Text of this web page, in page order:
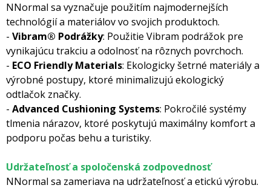
NNormal sa vyznačuje použitím najmodernejších
technológií a materiálov vo svojich produktoch.
- Vibram® Podrážky: Použitie Vibram podrážok pre
vynikajúcu trakciu a odolnosť na rôznych povrchoch.
- ECO Friendly Materials: Ekologicky šetrné materiály a
výrobné postupy, ktoré minimalizujú ekologický
odtlačok značky.
- Advanced Cushioning Systems: Pokročilé systémy
tlmenia nárazov, ktoré poskytujú maximálny komfort a
podporu počas behu a turistiky.
Udržateľnosť a spoločenská zodpovednosť
NNormal sa zameriava na udržateľnosť a etickú výrobu.